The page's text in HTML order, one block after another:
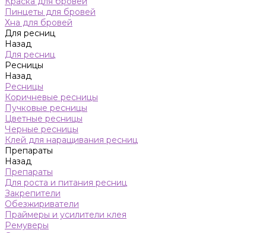
Пинцеты для бровей
Хна для бровей
Для ресниц
Назад
Для ресниц
Ресницы
Назад
Ресницы
Коричневые ресницы
Пучковые ресницы
Цветные ресницы
Черные ресницы
Клей для наращивания ресниц
Препараты
Назад
Препараты
Для роста и питания ресниц
Закрепители
Обезжириватели
Праймеры и усилители клея
Ремуверы